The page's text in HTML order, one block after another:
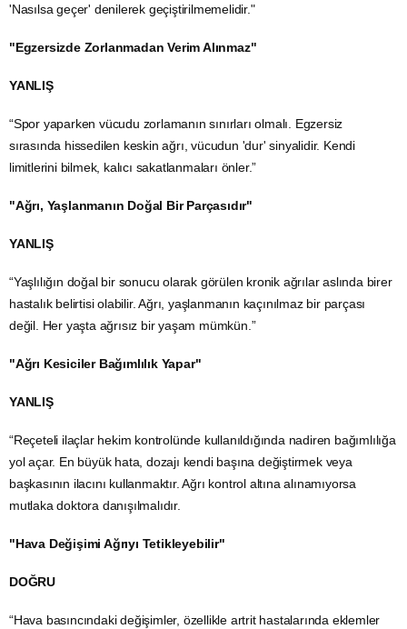
'Nasılsa geçer' denilerek geçiştirilmemelidir."
"Egzersizde Zorlanmadan Verim Alınmaz"
YANLIŞ
“Spor yaparken vücudu zorlamanın sınırları olmalı. Egzersiz
sırasında hissedilen keskin ağrı, vücudun 'dur' sinyalidir. Kendi
limitlerini bilmek, kalıcı sakatlanmaları önler.”
"Ağrı, Yaşlanmanın Doğal Bir Parçasıdır"
YANLIŞ
“Yaşlılığın doğal bir sonucu olarak görülen kronik ağrılar aslında birer
hastalık belirtisi olabilir. Ağrı, yaşlanmanın kaçınılmaz bir parçası
değil. Her yaşta ağrısız bir yaşam mümkün.”
"Ağrı Kesiciler Bağımlılık Yapar"
YANLIŞ
“Reçeteli ilaçlar hekim kontrolünde kullanıldığında nadiren bağımlılığa
yol açar. En büyük hata, dozajı kendi başına değiştirmek veya
başkasının ilacını kullanmaktır. Ağrı kontrol altına alınamıyorsa
mutlaka doktora danışılmalıdır.
"Hava Değişimi Ağrıyı Tetikleyebilir"
DOĞRU
“Hava basıncındaki değişimler, özellikle artrit hastalarında eklemler